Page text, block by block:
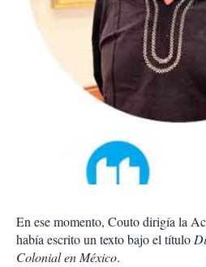
En ese momento, Couto dirigía la
había escrito un texto bajo el título
Colonial en México.